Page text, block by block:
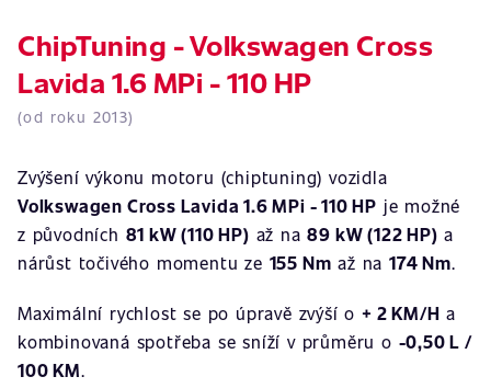
ChipTuning - Volkswagen Cross
Lavida 1.6 MPi - 110 HP
(od roku 2013)
Zvýšení výkonu motoru (chiptuning) vozidla
Volkswagen Cross Lavida 1.6 MPi - 110 HP je možné
z původních 81 kW (110 HP) až na89 kW (122 HP) a
nárůst točivého momentu ze 155 Nm až na174 Nm.
Maximální rychlost se po úpravě zvýší o + 2 KM/H a
kombinovaná spotřeba se sníží v průměru o -0,50 L /
100 KM.